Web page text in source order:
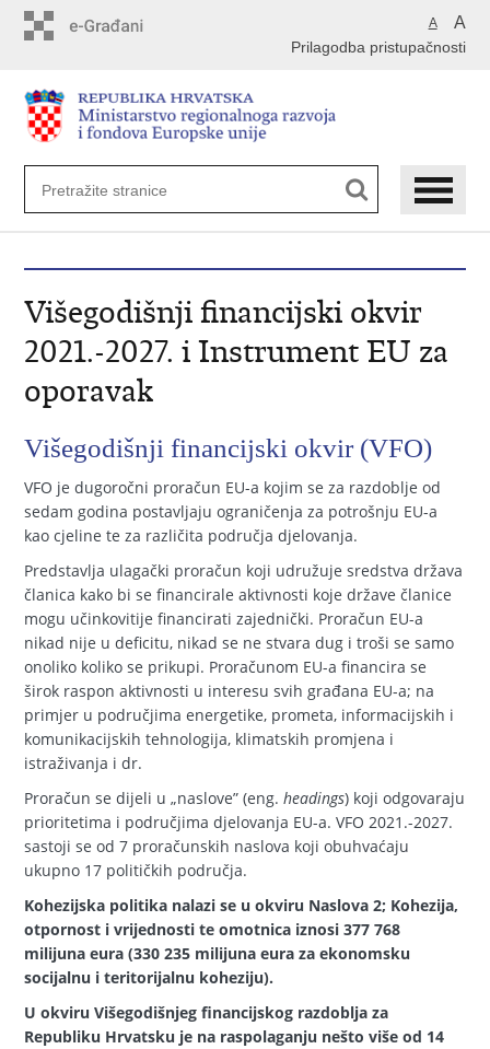
A A
Prilagodba pristupačnosti
Višegodišnji financijski okvir
2021.-2027. i Instrument EU za
oporavak
Višegodišnji financijski okvir (VFO)
VFO je dugoročni proračun EU-a kojim se za razdoblje od
sedam godina postavljaju ograničenja za potrošnju EU-a
kao cjeline te za različita područja djelovanja.
Predstavlja ulagački proračun koji udružuje sredstva država
članica kako bi se financirale aktivnosti koje države članice
mogu učinkovitije financirati zajednički. Proračun EU-a
nikad nije u deficitu, nikad se ne stvara dug i troši se samo
onoliko koliko se prikupi. Proračunom EU-a financira se
širok raspon aktivnosti u interesu svih građana EU-a; na
primjer u područjima energetike, prometa, informacijskih i
komunikacijskih tehnologija, klimatskih promjena i
istraživanja i dr.
Proračun se dijeli u „naslove” (eng.headings) koji odgovaraju
prioritetima i područjima djelovanja EU-a. VFO 2021.-2027.
sastoji se od 7 proračunskih naslova koji obuhvaćaju
ukupno 17 političkih područja.
Kohezijska politika nalazi se u okviru Naslova 2; Kohezija,
otpornost i vrijednosti te omotnica iznosi 377 768
milijuna eura (330 235 milijuna eura za ekonomsku
socijalnu i teritorijalnu koheziju).
U okviru Višegodišnjeg financijskog razdoblja za
Republiku Hrvatsku je na raspolaganju nešto više od 14